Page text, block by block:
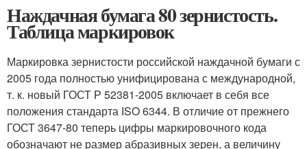
Наждачная бумага 80 зернистость.
Таблица маркировок
Маркировка зернистости российской наждачной бумаги с
2005 года полностью унифицирована с международной,
т. к. новый ГОСТ Р 52381-2005 включает в себя все
положения стандарта ISO 6344. В отличие от прежнего
ГОСТ 3647-80 теперь цифры маркировочного кода
обозначают не размер абразивных зерен, а величину